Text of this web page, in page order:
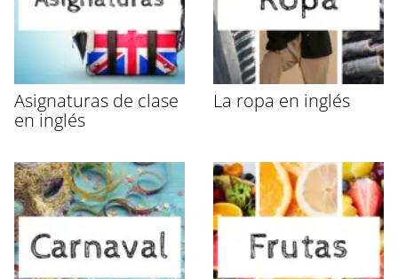
Asignaturas de clase
en inglés
La ropa en inglés